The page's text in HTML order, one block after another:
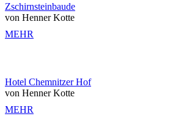
Zschirnsteinbaude
von Henner Kotte
MEHR
Hotel Chemnitzer Hof
von Henner Kotte
MEHR